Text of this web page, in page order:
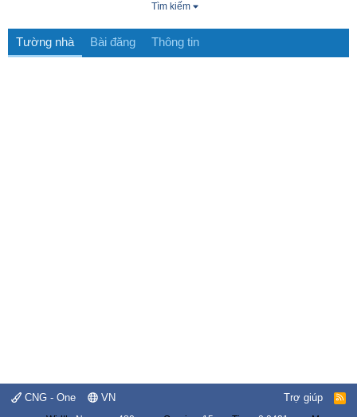
Tìm kiếm
Tường nhà Bài đăng Thông tin
CNG - One VN Trợ giúp
R